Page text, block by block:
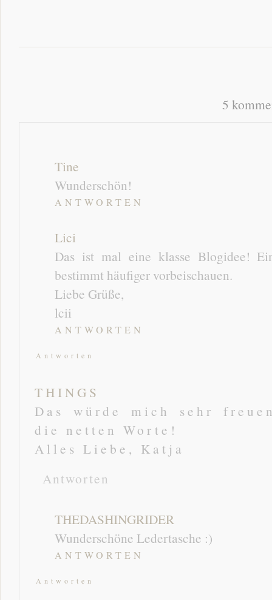
5
Tine
Wunderschön!
ANTWORTEN
Lici
Das ist mal eine klasse Blogidee!
bestimmt häufiger vorbeischauen.
Liebe Grüße,
lcii
ANTWORTEN
Antworten
THINGS
Das würde mich sehr
die netten Worte!
Alles Liebe, Katja
Antworten
THEDASHINGRIDER
Wunderschöne Ledertasche :)
ANTWORTEN
Antworten